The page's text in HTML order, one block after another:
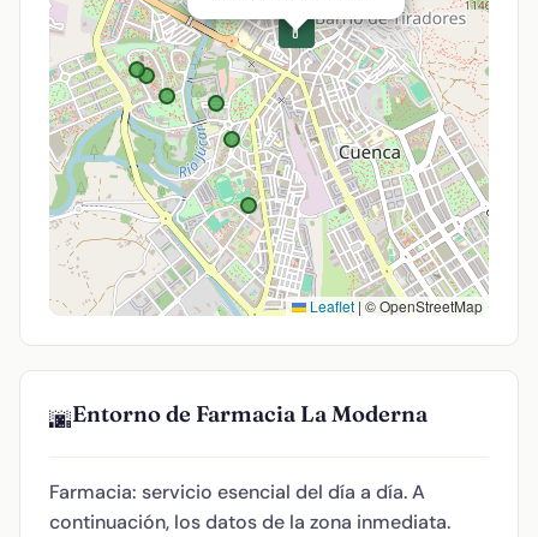
💊
Leaflet | © OpenStreetMap
🌆Entorno de Farmacia La Moderna
Farmacia: servicio esencial del día a día. A
continuación, los datos de la zona inmediata.